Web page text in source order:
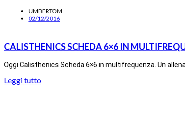
UMBERTOM
02/12/2016
CALISTHENICS SCHEDA 6×6 IN
Oggi Calisthenics Scheda 6×6 in multifrequenza. Un
Leggi tutto